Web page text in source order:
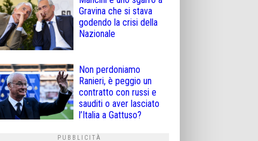
Gravina che si stava
godendo la crisi della
Nazionale
Non perdoniamo
Ranieri, è peggio un
contratto con russi e
sauditi o aver lasciato
l’Italia a Gattuso?